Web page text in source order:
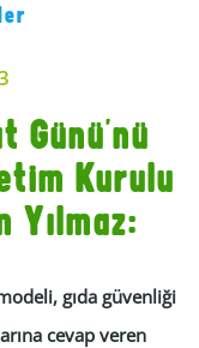
Günü’nü
Kurulu
Yılmaz:
gıda güvenliği
cevap veren